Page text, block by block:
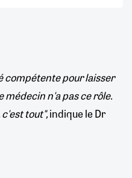
compétente pour laisser
médecin n'a pas ce rôle.
tout",indique le Dr